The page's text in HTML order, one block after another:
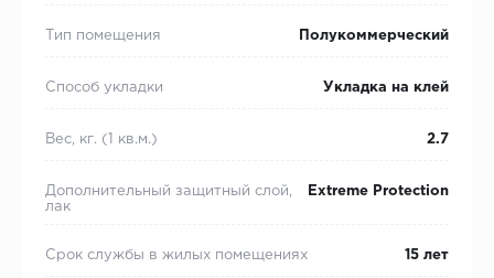
Тип помещения Полукоммерческий
Способ укладки Укладка на клей
Вес, кг. (1 кв.м.) 2.7
Дополнительный защитный слой,
лак
Extreme Protection
Срок службы в жилых помещениях 15 лет